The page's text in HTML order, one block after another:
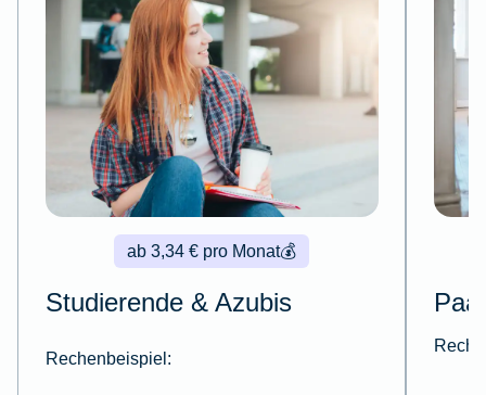
💰
ab 3,34 € pro Monat
Studierende & Azubis
Rechenbeispiel: